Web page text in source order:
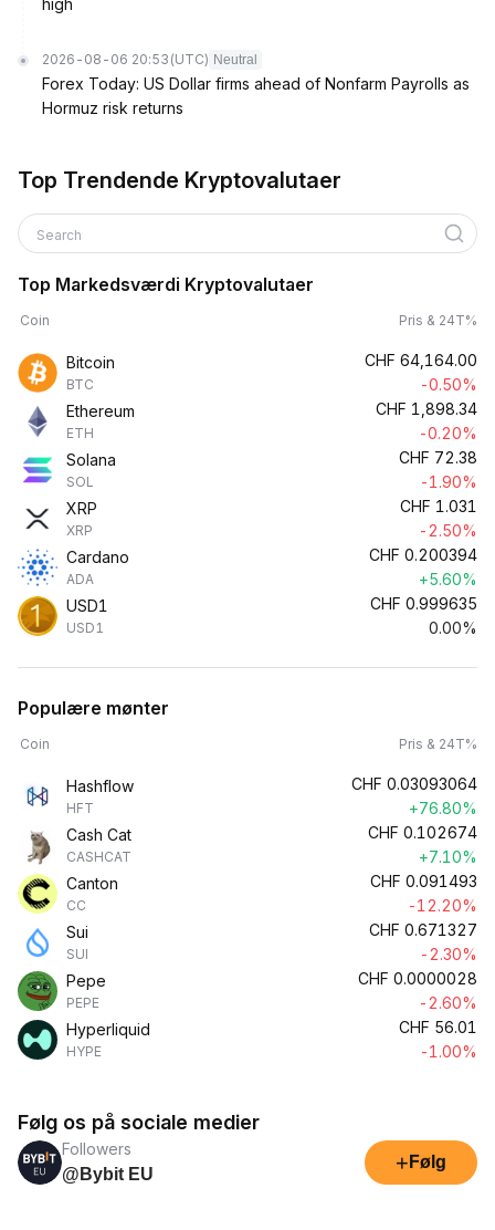
high
2026-08-06 20:53 (UTC) Neutral
Forex Today: US Dollar firms ahead of Nonfarm Payrolls as
Hormuz risk returns
Top Trendende Kryptovalutaer
Search
Top Markedsværdi Kryptovalutaer
Coin Pris & 24T%
Bitcoin
BTC
CHF 64,164.00
-0.50%
Ethereum
ETH
CHF 1,898.34
-0.20%
Solana
SOL
CHF 72.38
-1.90%
XRP
XRP
CHF 1.031
-2.50%
Cardano
ADA
CHF 0.200394
+5.60%
USD1
USD1
CHF 0.999635
0.00%
Populære mønter
Coin Pris & 24T%
Hashflow
HFT
CHF 0.03093064
+76.80%
Cash Cat
CASHCAT
CHF 0.102674
+7.10%
Canton
CC
CHF 0.091493
-12.20%
Sui
SUI
CHF 0.671327
-2.30%
Pepe
PEPE
CHF 0.0000028
-2.60%
Hyperliquid
HYPE
CHF 56.01
-1.00%
Følg os på sociale medier
Followers
@Bybit EU
+ Følg